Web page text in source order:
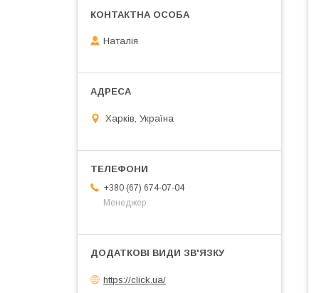
Наталія
Харків, Україна
+380 (67) 674-07-04
Менеджер
https://click.ua/